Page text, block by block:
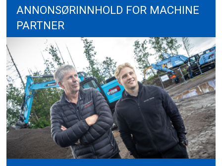
ANNONSØRINNHOLD FOR MACHINE
PARTNER